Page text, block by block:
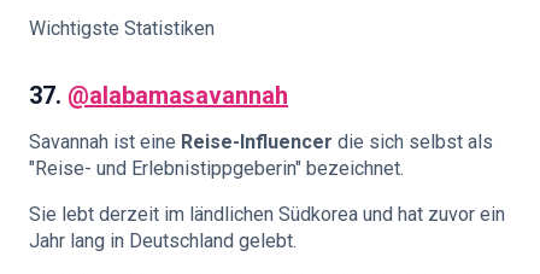
Wichtigste Statistiken
37. @alabamasavannah
Savannah ist eine Reise-Influencer die sich selbst als
"Reise- und Erlebnistippgeberin" bezeichnet.
Sie lebt derzeit im ländlichen Südkorea und hat zuvor ein
Jahr lang in Deutschland gelebt.